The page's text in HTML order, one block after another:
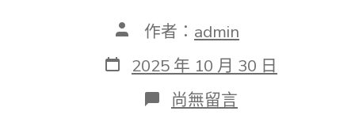
文
作
者
作者： admin
發
表
2025 年 10 月 30 日
在
〈一
尚無留言